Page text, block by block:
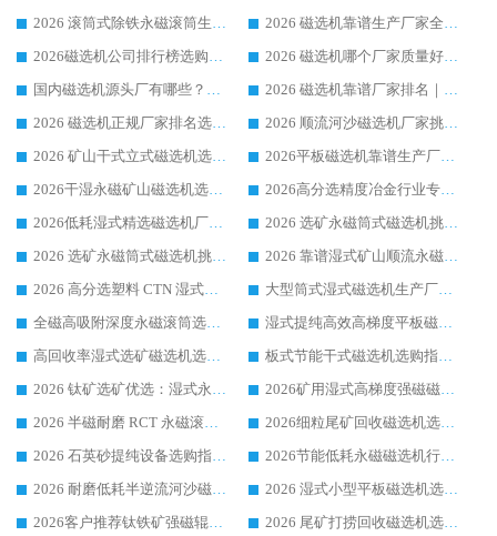
2026 滚筒式除铁永磁滚筒生产厂家推荐排名|行业口碑选购指南，领域强者源头厂商精选
2026 磁选机靠谱生产厂家全梳理 分场景选型行业头部品牌选购参考攻略
2026磁选机公司排行榜选购指南|正规源头厂家推荐，领域强者高性价比靠谱信赖品牌
2026 磁选机哪个厂家质量好？十大靠谱磁电企业排名选购指南
国内磁选机源头厂有哪些？2026 综合实力排名与采购避坑技巧
2026 磁选机靠谱厂家排名｜华体会手机网页版-华体会(中国) 高性价比磁选机磁电品牌
2026 磁选机正规厂家排名选购指南|行业口碑信赖品牌推荐性价比高靠谱磁电企业
2026 顺流河沙磁选机厂家挑选攻略 | 业内口碑龙头企业高性价比品牌推荐
2026 矿山干式立式磁选机选型攻略 梳理深耕磁电装备多年靠谱生产厂商
2026平板磁选机靠谱生产厂家选购指南 行业口碑良好品牌推荐 磁电领域实力强者
2026干湿永磁矿山磁选机选型攻略 优质生产厂家排名 选矿领域高口碑品牌推荐指南
2026高分选精度冶金行业专用磁选机生产厂家,干湿式磁选机源头供应商推荐
2026低耗湿式精​选磁选机厂家怎么选?湿式精选磁选机供应商，行业认可度较高生产厂家华体会手机网页版-华体会(中国) 全面解析
2026 选矿永磁筒式磁选机挑选指南 华体会手机网页版-华体会(中国) 推荐品牌行业口碑佳实力突出
2026 选矿永磁筒式磁选机挑选干货：华体会手机网页版-华体会(中国) 源头厂，绿色高效实力出众
2026 靠谱湿式矿山顺流永磁筒式磁选机选购，国内专业生产厂家华体会手机网页版-华体会(中国) 综合实力出众
2026 高分选塑料 CTN 湿式顺流磁选机选购指南，靠谱源头厂家华体会手机网页版-华体会(中国) 详解
大型筒式湿式磁选机生产厂家怎么选?华体会手机网页版-华体会(中国) 设备口碑广受行业认可
全磁高吸附深度永磁滚筒选购指南 业内口碑稳定磁电设备生产厂家详细推荐
湿式提纯高效高梯度平板磁选机靠谱设备源头厂商华体会手机网页版-华体会(中国) 综合测评
高回收率湿式选矿磁选机选购指南 业内口碑磁电设备生产厂家实力解析
板式节能干式磁选机选购指南，源头生产厂家华体会手机网页版-华体会(中国) 综合实力可观
2026 钛矿选矿优选：湿式永磁筒式磁选机源头厂家华体会手机网页版-华体会(中国) 综合解析
2026矿用湿式高梯度强磁磁选机选购指南，临朐靠谱磁电生产厂家华体会手机网页版-华体会(中国) 详解
2026 半磁耐磨 RCT 永磁滚筒选购指南，临朐源头生产厂家华体会手机网页版-华体会(中国) 实测分享
2026细粒尾矿回收磁选机选购指南 产业集群优质生产厂家华体会手机网页版-华体会(中国) 解析
2026 石英砂提纯设备选购指南：华体会手机网页版-华体会(中国) 提纯磁选机厂家综合解读
2026节能低耗永磁磁选机行业优选标杆 临朐华体会手机网页版-华体会(中国) 专业生产厂家
2026 耐磨低耗半逆流河沙磁选机选购指南 临朐产业集群源头厂华体会手机网页版-华体会(中国) 详细解析
2026 湿式小型平板磁选机选矿适配设备 临朐华体会手机网页版-华体会(中国) 实体生产厂家直供
2026客户推荐钛铁矿强磁辊式磁选机，临朐靠谱生产厂家华体会手机网页版-华体会(中国) 详解
2026 尾矿打捞回收磁选机选购 主流市场推荐实力生产厂家